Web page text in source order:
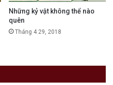
Những kỷ vật không thể nào
quên
Tháng 4 29, 2018